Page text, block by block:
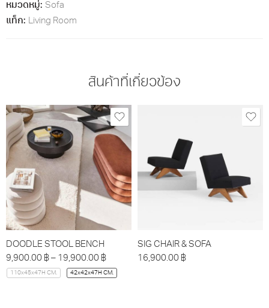
หมวดหมู่: Sofa
แท็ก: Living Room
สินค้าที่เกี่ยวข้อง
DOODLE STOOL BENCH
9,900.00 ฿ – 19,900.00 ฿
110x45x47H CM. 42x42x47H CM.
SIG CHAIR & SOFA
16,900.00 ฿